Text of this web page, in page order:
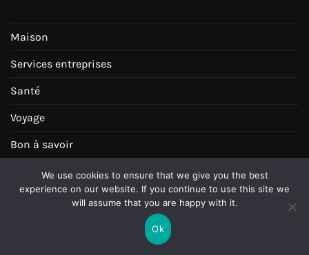
Maison
Services entreprises
Santé
Voyage
Bon à savoir
Dossiers maison
Loisirs
We use cookies to ensure that we give you the best
experience on our website. If you continue to use this site we
will assume that you are happy with it.
Ok